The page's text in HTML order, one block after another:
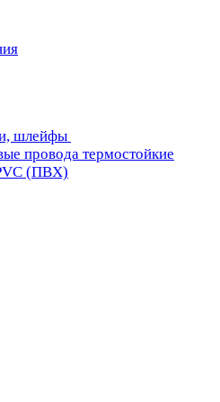
шлейфы
провода термостойкие
(ПВХ)